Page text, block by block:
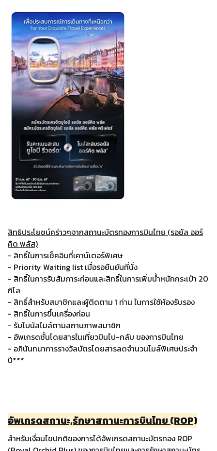
สิทธิประโยชน์คร่าวๆจากสถานะบัตรทองการบินไทย (รอยัล ออร์
คิด พลัส)
- สิทธิ์ในการเช็คอินที่เคาน์เตอร์พิเศษ
- Priority Waiting list เมื่อรอยืนยันที่นั่ง
- สิทธิ์ในการรับสัมภาระก่อนและสิทธิ์ในการเพิ่มน้ำหนักกระเป๋า 20
กิโล
- สิทธิ์สำหรับสมาชิกและผู้ติดตาม 1 ท่าน ในการใช้ห้องรับรอง
- สิทธิ์ในการขึ้นเครื่องก่อน
- รับโบนัสไมล์ตามสถานภาพสมาชิก
- อัพเกรดชั้นโดยสารในเที่ยวบินไป-กลับ ของการบินไทย
- อภินันทนาการรางวัลบัตรโดยสารลดจำนวนไมล์พิเศษประจำ
ปี***
อัพเกรดสถานะ,รักษาสถานะการบินไทย (ROP)
สำหรับเงื่อนไขปกติของการได้อัพเกรดสถานะบัตรทอง ROP